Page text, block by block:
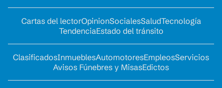
Cartas del lectorOpinionSocialesSaludTecnología
TendenciaEstado del tránsito
ClasificadosInmueblesAutomotoresEmpleosServicios
Avisos Fúnebres y MisasEdictos